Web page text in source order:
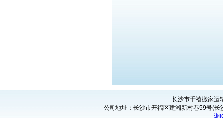
长沙市千禧搬家运
公司地址：长沙市开福区建湘新村巷59号(
湘